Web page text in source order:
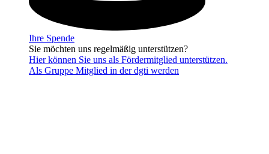
Ihre Spende
Sie möchten uns regelmäßig unterstützen?
Hier können Sie uns als Fördermitglied unterstützen.
Als Gruppe Mitglied in der dgti werden